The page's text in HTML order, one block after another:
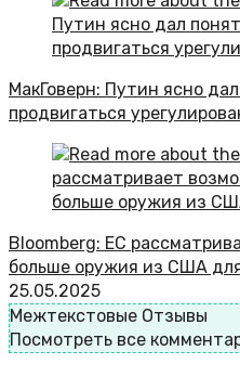
МакГоверн: Путин ясно
продвигаться
Bloomberg: ЕС
больше оружия из США
25.05.2025
Межтекстовые Отзывы
Посмотреть все